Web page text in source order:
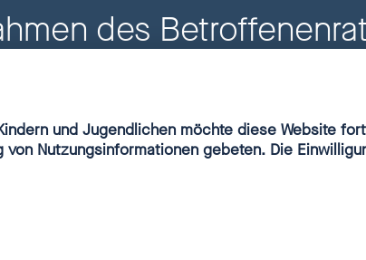
des
gegen sexuellen
und Jugendlichen möchte diese Website
Nutzungsinformationen gebeten. Die